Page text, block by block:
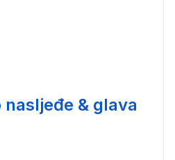
& glava